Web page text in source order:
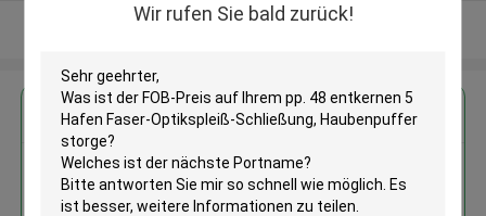
Wir rufen Sie bald zurück!
Erhalten Sie den besten Preis für
Pp. 48 entkernen 5 Hafen Faser-
Optikspleiß-Schließung,